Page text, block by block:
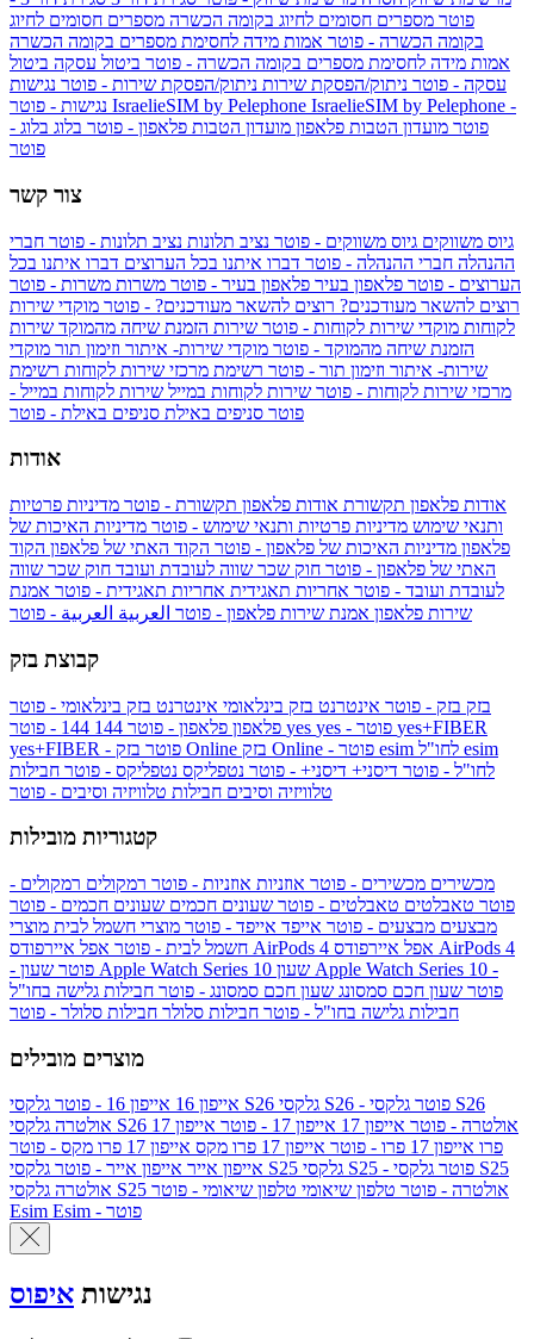
פוטר מספרים חסומים לחיוג בקומה הכשרה מספרים חסומים לחיוג
בקומה הכשרה - פוטר אמות מידה לחסימת מספרים בקומה הכשרה
אמות מידה לחסימת מספרים בקומה הכשרה - פוטר ביטול עסקה ביטול
עסקה - פוטר ניתוק/הפסקת שירות ניתוק/הפסקת שירות - פוטר נגישות
IsraelieSIM by Pelephone IsraelieSIM by Pelephone -
פוטר מועדון הטבות פלאפון מועדון הטבות פלאפון - פוטר בלוג בלוג -
פוטר
צור קשר
גיוס משווקים גיוס משווקים - פוטר נציב תלונות נציב תלונות - פוטר חברי
ההנהלה חברי ההנהלה - פוטר דברו איתנו בכל הערוצים דברו איתנו בכל
הערוצים - פוטר פלאפון בעיר פלאפון בעיר - פוטר משרות משרות - פוטר
רוצים להשאר מעודכנים? רוצים להשאר מעודכנים? - פוטר מוקדי שירות
לקוחות מוקדי שירות לקוחות - פוטר שירות הזמנת שיחה מהמוקד שירות
הזמנת שיחה מהמוקד - פוטר מוקדי שירות- איתור וזימון תור מוקדי
שירות- איתור וזימון תור - פוטר רשימת מרכזי שירות לקוחות רשימת
מרכזי שירות לקוחות - פוטר שירות לקוחות במייל שירות לקוחות במייל -
פוטר סניפים באילת סניפים באילת - פוטר
אודות
אודות פלאפון תקשורת אודות פלאפון תקשורת - פוטר מדיניות פרטיות
ותנאי שימוש מדיניות פרטיות ותנאי שימוש - פוטר מדיניות האיכות של
פלאפון מדיניות האיכות של פלאפון - פוטר הקוד האתי של פלאפון הקוד
האתי של פלאפון - פוטר חוק שכר שווה לעובדת ועובד חוק שכר שווה
לעובדת ועובד - פוטר אחריות תאגידית אחריות תאגידית - פוטר אמנת
שירות פלאפון אמנת שירות פלאפון - פוטר العربية العربية - פוטר
קבוצת בזק
בזק בזק - פוטר אינטרנט בזק בינלאומי אינטרנט בזק בינלאומי - פוטר
פלאפון פלאפון - פוטר 144 yes
yes+FIBER
yes+FIBER - פוטר בזק Online
esim
לחו"ל - פוטר דיסני+ דיסני+ - פוטר נטפליקס נטפליקס - פוטר חבילות
טלוויזיה וסיבים חבילות טלוויזיה וסיבים - פוטר
קטגוריות מובילות
מכשירים מכשירים - פוטר אוזניות אוזניות - פוטר רמקולים רמקולים -
פוטר טאבלטים טאבלטים - פוטר שעונים חכמים שעונים חכמים - פוטר
מבצעים מבצעים - פוטר אייפד אייפד - פוטר מוצרי חשמל לבית מוצרי
חשמל לבית - פוטר אפל איירפודס AirPods 4 אפל איירפודס AirPods 4
- פוטר שעון Apple Watch Series 10 שעון Apple Watch Series 10 -
פוטר שעון חכם סמסונג שעון חכם סמסונג - פוטר חבילות גלישה בחו"ל
חבילות גלישה בחו"ל - פוטר חבילות סלולר חבילות סלולר - פוטר
מוצרים מובילים
אייפון 16 אייפון 16 - פוטר גלקסי S26 גלקסי S26 - פוטר גלקסי S26
אולטרה
גלקסי S26 אולטרה - פוטר אייפון 17 אייפון 17 - פוטר
אייפון 17
פרו אייפון 17 פרו - פוטר אייפון 17 פרו מקס
אייפון 17 פרו מקס - פוטר
אייפון אייר אייפון אייר - פוטר גלקסי S25 גלקסי S25 - פוטר גלקסי S25
אולטרה
גלקסי S25 אולטרה - פוטר טלפון שיאומי טלפון שיאומי - פוטר
Esim
Esim - פוטר
נגישות איפוס